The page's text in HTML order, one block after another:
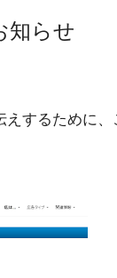
知らせ
するために、